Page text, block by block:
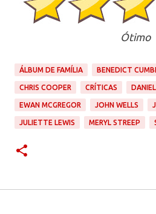
Ótimo
ÁLBUM DE FAMÍLIA BENEDICT
CHRIS COOPER CRÍTICAS
EWAN MCGREGOR JOHN WELLS
JULIETTE LEWIS MERYL STREEP